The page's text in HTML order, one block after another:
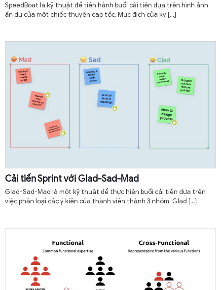
SpeedBoat là kỹ thuật để tiến hành buổi cải tiến dựa trên hình ảnh
ẩn dụ của một chiếc thuyền cao tốc. Mục đích của kỹ[…]
Cải tiến Sprint với Glad-Sad-Mad
Glad-Sad-Mad là một kỹ thuật để thực hiện buổi cải tiến dựa trên
việc phân loại các ý kiến của thành viên thành 3 nhóm: Glad […]